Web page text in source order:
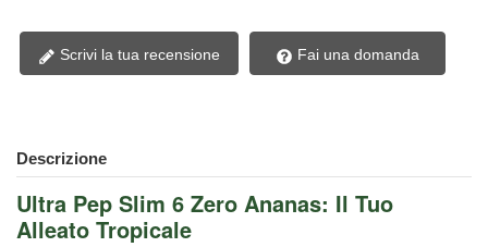
Scrivi la tua recensione Fai una domanda
Descrizione
Ultra Pep Slim 6 Zero Ananas: Il Tuo
Alleato Tropicale